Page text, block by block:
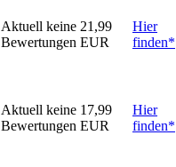
Aktuell keine
Bewertungen
21,99
EUR
Hier
finden*
Aktuell keine
Bewertungen
17,99
EUR
Hier
finden*